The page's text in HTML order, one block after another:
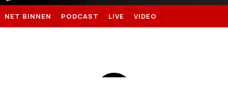
Sportnieuws.nl
NET BINNEN PODCAST LIVE VIDEO